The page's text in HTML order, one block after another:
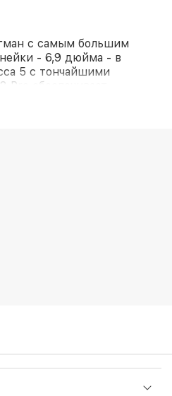
с самым большим
- 6,9 дюйма - в
5 с тончайшими
Pro обеспечивает
и
фотографии.
управления съемкой и
устройство
для создания контента.
профессионалов,
и пользователей,